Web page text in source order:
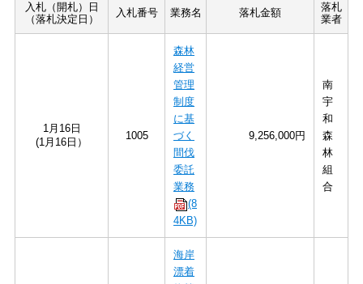
入札（開札）日
（落札決定日）
入札番号 業務名 落札金額
落札
業者
1月16日
(1月16日）
1005
森林
経営
管理
制度
に基
づく
間伐
委託
業務
(8
4KB)
9,256,000円
南
宇
和
森
林
組
合
海岸
漂着